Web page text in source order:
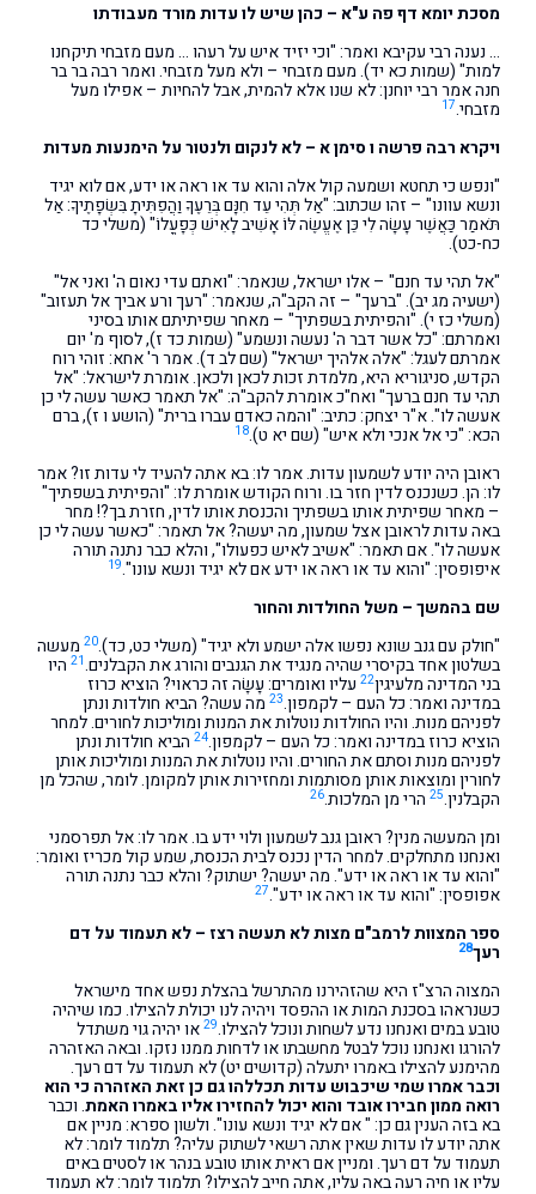
מסכת יומא דף פה ע"א – כהן שיש לו עדות מורד מעבודתו
… נענה רבי עקיבא ואמר: "וכי יזיד איש על רעהו … מעם מזבחי תיקחנו
למות" (שמות כא יד). מעם מזבחי – ולא מעל מזבחי. ואמר רבה בר בר
חנה אמר רבי יוחנן: לא שנו אלא להמית, אבל להחיות – אפילו מעל
מזבחי.17
ויקרא רבה פרשה ו סימן א – לא לנקום ולנטור על הימנעות מעדות
"ונפש כי תחטא ושמעה קול אלה והוא עד או ראה או ידע, אם לוא יגיד
ונשא עוונו" – זהו שכתוב: "אַל תְּהִי עֵד חִנָּם בְּרֵעֶךָ וַהֲפִתִּיתָ בִּשְׂפָתֶיךָ: אַל
תֹּאמַר כַּאֲשֶׁר עָשָׂה לִי כֵּן אֶעֱשֶׂה לּוֹ אָשִׁיב לָאִישׁ כְּפָעֳלוֹ" (משלי כד
כח-כט).
"אל תהי עד חנם" – אלו ישראל, שנאמר: "ואתם עדי נאום ה' ואני אל"
(ישעיה מג יב). "ברעך" – זה הקב"ה, שנאמר: "רעך ורע אביך אל תעזוב"
(משלי כז י). "והפיתית בשפתיך" – מאחר שפיתיתם אותו בסיני
ואמרתם: "כל אשר דבר ה' נעשה ונשמע" (שמות כד ז), לסוף מ' יום
אמרתם לעגל: "אלה אלהיך ישראל" (שם לב ד). אמר ר' אחא: זוהי רוח
הקדש, סניגוריא היא, מלמדת זכות לכאן ולכאן. אומרת לישראל: "אל
תהי עד חנם ברעך" ואח"כ אומרת להקב"ה: "אל תאמר כאשר עשה לי כן
אעשה לו". א"ר יצחק: כתיב: "והמה כאדם עברו ברית" (הושע ו ז), ברם
הכא: "כי אל אנכי ולא איש" (שם יא ט).18
ראובן היה יודע לשמעון עדות. אמר לו: בא אתה להעיד לי עדות זו? אמר
לו: הן. כשנכנס לדין חזר בו. ורוח הקודש אומרת לו: "והפיתית בשפתיך"
– מאחר שפיתית אותו בשפתיך והכנסת אותו לדין, חזרת בך?! מחר
באה עדות לראובן אצל שמעון, מה יעשה? אל תאמר: "כאשר עשה לי כן
אעשה לו". אם תאמר: "אשיב לאיש כפעולו", והלא כבר נתנה תורה
איפופסין: "והוא עד או ראה או ידע אם לא יגיד ונשא עונו".19
שם בהמשך – משל החולדות והחור
"חולק עם גנב שונא נפשו אלה ישמע ולא יגיד" (משלי כט, כד).20 מעשה
בשלטון אחד בקיסרי שהיה מנגיד את הגנבים והורג את הקבלנים.21 היו
בני המדינה מלעיגין22 עליו ואומרים: עָשָׂה זה כראוי? הוציא כרוז
במדינה ואמר: כל העם – לקמפון.23 מה עשה? הביא חולדות ונתן
לפניהם מנות. והיו החולדות נוטלות את המנות ומוליכות לחורים. למחר
הוציא כרוז במדינה ואמר: כל העם – לקמפון.24 הביא חולדות ונתן
לפניהם מנות וסתם את החורים. והיו נוטלות את המנות ומוליכות אותן
לחורין ומוצאות אותן מסותמות ומחזירות אותן למקומן. לומר, שהכל מן
הקבלנין.25 הרי מן המלכות.26
ומן המעשה מנין? ראובן גנב לשמעון ולוי ידע בו. אמר לו: אל תפרסמני
ואנחנו מתחלקים. למחר הדין נכנס לבית הכנסת, שמע קול מכריז ואומר:
"והוא עד או ראה או ידע". מה יעשה? ישתוק? והלא כבר נתנה תורה
אפופסין: "והוא עד או ראה או ידע".27
ספר המצוות לרמב"ם מצות לא תעשה רצז – לא תעמוד על דם
רעך28
המצוה הרצ"ז היא שהזהירנו מהתרשל בהצלת נפש אחד מישראל
כשנראהו בסכנת המות או ההפסד ויהיה לנו יכולת להצילו. כמו שיהיה
טובע במים ואנחנו נדע לשחות ונוכל להצילו.29 או יהיה גוי משתדל
להורגו ואנחנו נוכל לבטל מחשבתו או לדחות ממנו נזקו. ובאה האזהרה
מהימנע להצילו באמרו יתעלה (קדושים יט) לא תעמוד על דם רעך.
וכבר אמרו שמי שיכבוש עדות תכללהו גם כן זאת האזהרה כי הוא
רואה ממון חבירו אובד והוא יכול להחזירו אליו באמרו האמת. וכבר
בא בזה הענין גם כן: " אם לא יגיד ונשא עונו". ולשון ספרא: מניין אם
אתה יודע לו עדות שאין אתה רשאי לשתוק עליה? תלמוד לומר: לא
תעמוד על דם רעך. ומניין אם ראית אותו טובע בנהר או לסטים באים
עליו או חיה רעה באה עליו, אתה חייב להצילו? תלמוד לומר: לא תעמוד